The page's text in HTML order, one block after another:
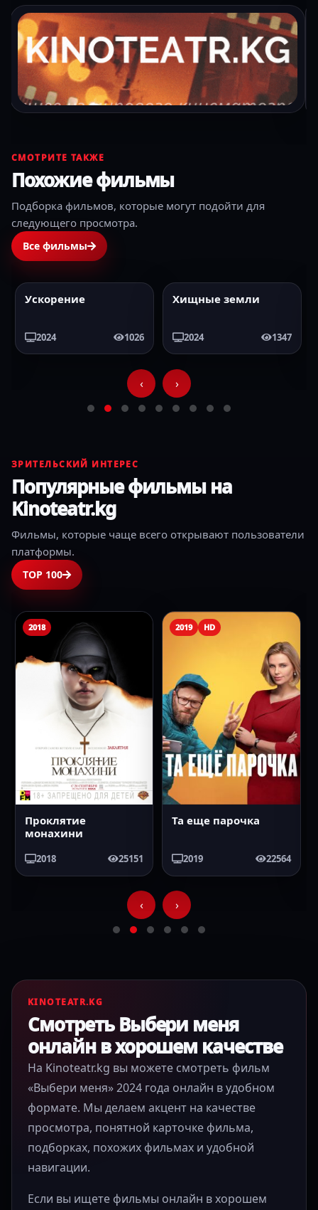
СМОТРИТЕ ТАКЖЕ
Похожие фильмы
Подборка фильмов, которые могут подойти для
следующего просмотра.
Все фильмы
2024 HD
Ускорение
2024 1026
2024 HD
Хищные земли
2024 1347
‹ ›
ЗРИТЕЛЬСКИЙ ИНТЕРЕС
Популярные фильмы на
Kinoteatr.kg
Фильмы, которые чаще всего открывают пользователи
платформы.
TOP 100
2018
Проклятие
монахини
2018 25151
2019 HD
Та еще парочка
2019 22564
‹ ›
KINOTEATR.KG
Смотреть Выбери меня
онлайн в хорошем качестве
На Kinoteatr.kg вы можете смотреть фильм
«Выбери меня» 2024 года онлайн в удобном
формате. Мы делаем акцент на качестве
просмотра, понятной карточке фильма,
подборках, похожих фильмах и удобной
навигации.
Если вы ищете фильмы онлайн в хорошем